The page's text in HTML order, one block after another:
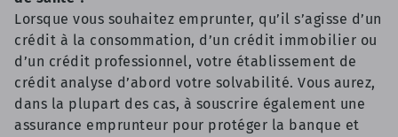
Lorsque vous souhaitez emprunter, qu’il s’agisse d’un
crédit à la consommation, d’un crédit immobilier ou
d’un crédit professionnel, votre établissement de
crédit analyse d’abord votre solvabilité. Vous aurez,
dans la plupart des cas, à souscrire également une
assurance emprunteur pour protéger la banque et